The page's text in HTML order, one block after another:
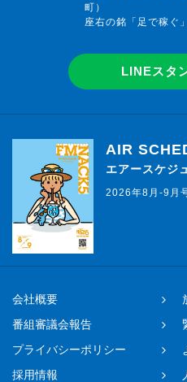
町）
座右の銘「足で稼ぐ」
LINEスタ
AIR
エアースケジ
2026年8月-9月
会社概要
番組審議会報告
プライバシーポリシー
採用情報